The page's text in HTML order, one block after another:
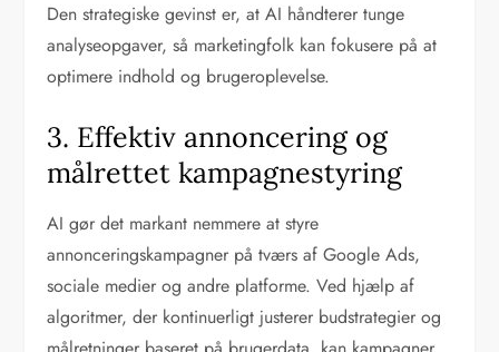
Den strategiske gevinst er, at AI håndterer tunge
analyseopgaver, så marketingfolk kan fokusere på at
optimere indhold og brugeroplevelse.
3. Effektiv annoncering og
målrettet kampagnestyring
AI gør det markant nemmere at styre
annonceringskampagner på tværs af Google Ads,
sociale medier og andre platforme. Ved hjælp af
algoritmer, der kontinuerligt justerer budstrategier og